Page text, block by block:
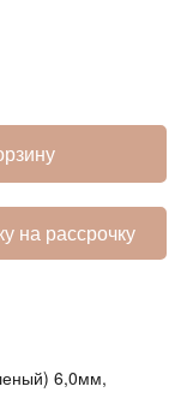
на рассрочку
6,0мм,